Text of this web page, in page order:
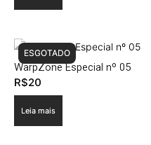
ESGOTADO
WarpZone Especial nº 05
R$20
Leia mais